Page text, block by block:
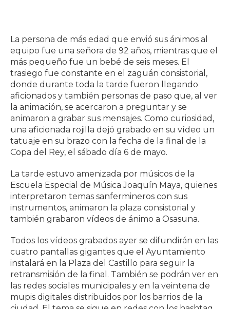
La persona de más edad que envió sus ánimos al
equipo fue una señora de 92 años, mientras que el
más pequeño fue un bebé de seis meses. El
trasiego fue constante en el zaguán consistorial,
donde durante toda la tarde fueron llegando
aficionados y también personas de paso que, al ver
la animación, se acercaron a preguntar y se
animaron a grabar sus mensajes. Como curiosidad,
una aficionada rojilla dejó grabado en su vídeo un
tatuaje en su brazo con la fecha de la final de la
Copa del Rey, el sábado día 6 de mayo.
La tarde estuvo amenizada por músicos de la
Escuela Especial de Música Joaquín Maya, quienes
interpretaron temas sanfermineros con sus
instrumentos, animaron la plaza consistorial y
también grabaron vídeos de ánimo a Osasuna.
Todos los vídeos grabados ayer se difundirán en las
cuatro pantallas gigantes que el Ayuntamiento
instalará en la Plaza del Castillo para seguir la
retransmisión de la final. También se podrán ver en
las redes sociales municipales y en la veintena de
mupis digitales distribuidos por los barrios de la